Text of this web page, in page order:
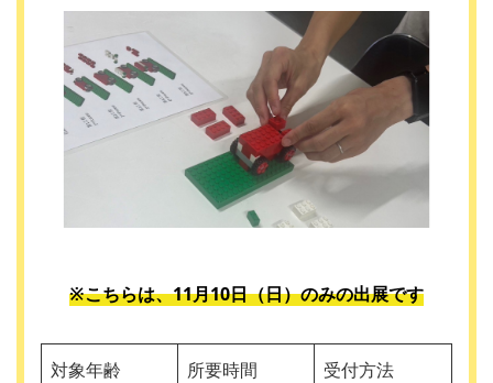
※こちらは、11月10日（日）のみの出展です
対象年齢 所要時間 受付方法